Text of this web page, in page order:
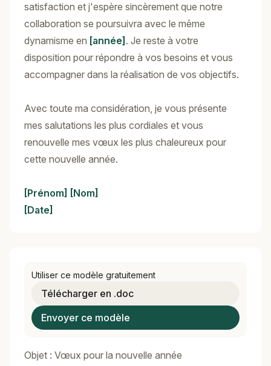
satisfaction et j'espère sincèrement que notre
collaboration se poursuivra avec le même
dynamisme en [année] . Je reste à votre
disposition pour répondre à vos besoins et vous
accompagner dans la réalisation de vos objectifs.
Avec toute ma considération, je vous présente
mes salutations les plus cordiales et vous
renouvelle mes vœux les plus chaleureux pour
cette nouvelle année.
[Prénom] [Nom]
[Date]
Utiliser ce modèle gratuitement
Télécharger en .doc
Envoyer ce modèle
Objet : Vœux pour la nouvelle année